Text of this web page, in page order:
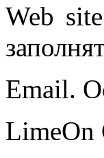
Web
Email.
LimeOn